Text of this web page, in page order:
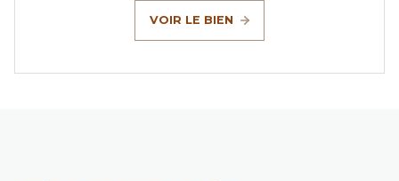
VOIR LE BIEN